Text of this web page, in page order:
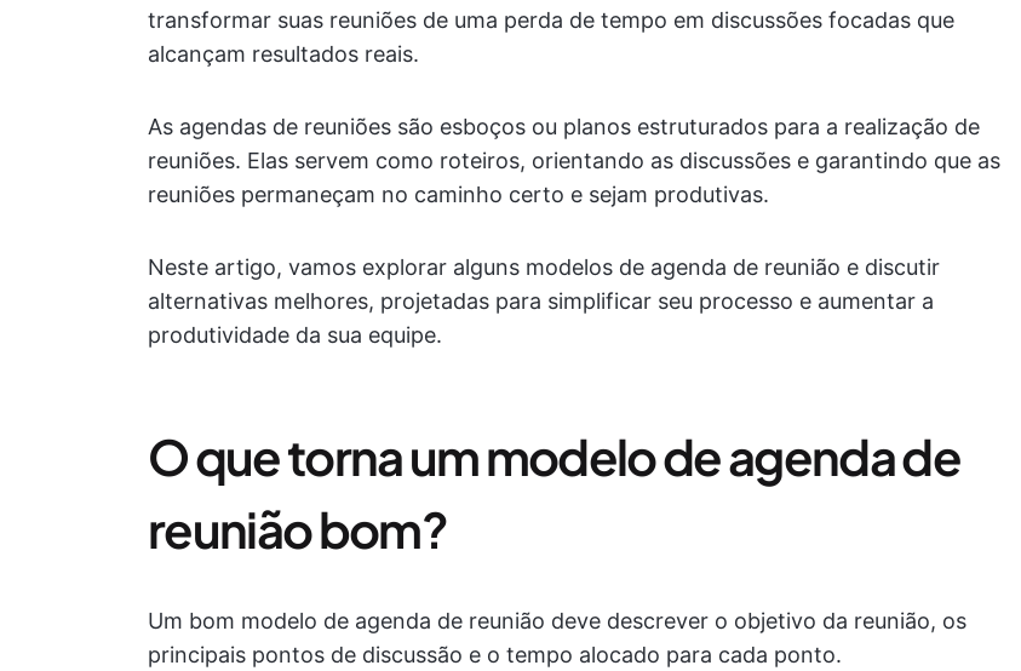
transformar suas reuniões de uma perda de tempo em discussões focadas que
alcançam resultados reais.
As agendas de reuniões são esboços ou planos estruturados para a realização de
reuniões. Elas servem como roteiros, orientando as discussões e garantindo que as
reuniões permaneçam no caminho certo e sejam produtivas.
Neste artigo, vamos explorar alguns modelos de agenda de reunião e discutir
alternativas melhores, projetadas para simplificar seu processo e aumentar a
produtividade da sua equipe.
O que torna um modelo de agenda de
reunião bom?
Um bom modelo de agenda de reunião deve descrever o objetivo da reunião, os
principais pontos de discussão e o tempo alocado para cada ponto.